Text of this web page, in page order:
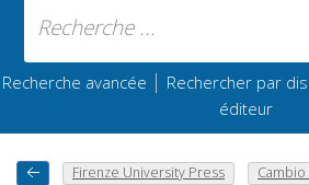
Recherche avancée | Rechercher par
éditeur
Firenze University Press Cambio